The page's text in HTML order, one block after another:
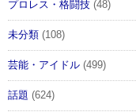
プロレス・格闘技 (48)
未分類 (108)
芸能・アイドル (499)
話題 (624)